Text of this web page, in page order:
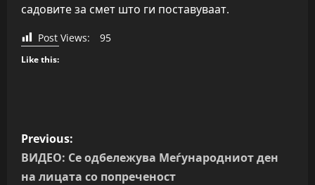
садовите за смет што ги поставуваат.
Post Views: 95
Like this:
P
o
Previous:
ВИДЕО: Се одбележува Меѓународниот ден
на лицата со попреченост